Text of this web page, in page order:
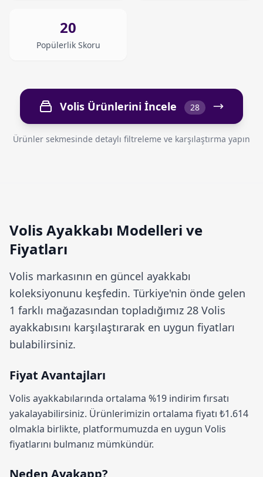
20
Popülerlik Skoru
Volis Ürünlerini İncele 28
Ürünler sekmesinde detaylı filtreleme ve karşılaştırma yapın
Volis Ayakkabı Modelleri ve
Fiyatları
Volis markasının en güncel ayakkabı
koleksiyonunu keşfedin. Türkiye'nin önde gelen
1 farklı mağazasından topladığımız 28 Volis
ayakkabısını karşılaştırarak en uygun fiyatları
bulabilirsiniz.
Fiyat Avantajları
Volis ayakkabılarında ortalama %19 indirim fırsatı
yakalayabilirsiniz. Ürünlerimizin ortalama fiyatı ₺1.614
olmakla birlikte, platformumuzda en uygun Volis
fiyatlarını bulmanız mümkündür.
Neden Ayakapp?